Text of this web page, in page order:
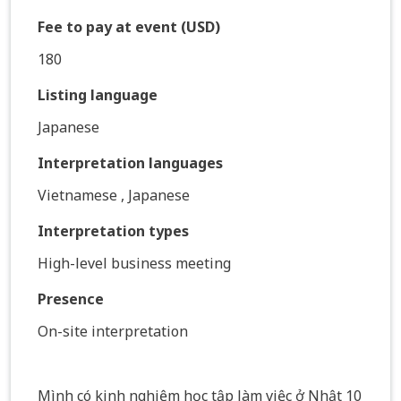
Fee to pay at event (USD)
180
Listing language
Japanese
Interpretation languages
Vietnamese , Japanese
Interpretation types
High-level business meeting
Presence
On-site interpretation
Mình có kinh nghiệm học tập làm việc ở Nhật 10